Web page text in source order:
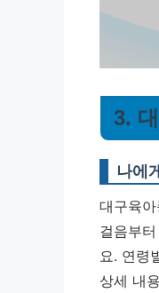
3.
나에
대구육
걸음부
요. 연령
상세 내